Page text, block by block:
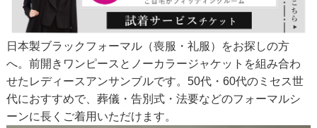
日本製ブラックフォーマル（喪服・礼服）をお探しの方
へ。前開きワンピースとノーカラージャケットを組み合わ
せたレディースアンサンブルです。50代・60代のミセス世
代におすすめで、葬儀・告別式・法要などのフォーマルシ
ーンに長くご着用いただけます。